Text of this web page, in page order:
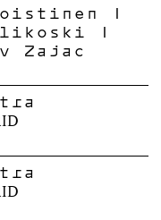
|
|
Zajac